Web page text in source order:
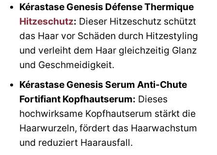
Kérastase Genesis Défense Thermique
Hitzeschutz: Dieser Hitzeschutz schützt
das Haar vor Schäden durch Hitzestyling
und verleiht dem Haar gleichzeitig Glanz
und Geschmeidigkeit.
Kérastase Genesis Serum Anti-Chute
Fortifiant Kopfhautserum: Dieses
hochwirksame Kopfhautserum stärkt die
Haarwurzeln, fördert das Haarwachstum
und reduziert Haarausfall.